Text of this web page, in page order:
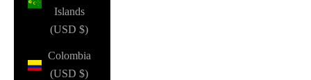
Islands
(USD $)
Colombia
(USD $)